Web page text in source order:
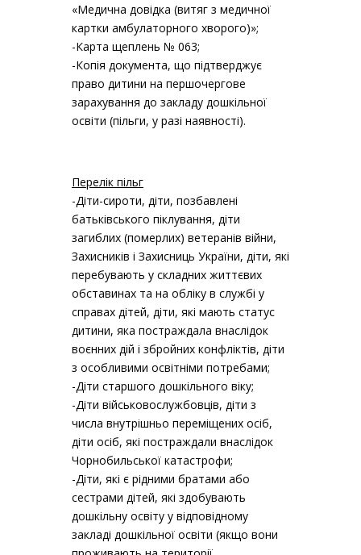
«Медична довідка (витяг з медичної
картки амбулаторного хворого)»;
-Карта щеплень № 063;
-Копія документа, що підтверджує
право дитини на першочергове
зарахування до закладу дошкільної
освіти (пільги, у разі наявності).
Перелік пільг
-Діти-сироти, діти, позбавлені
батьківського піклування, діти
загиблих (померлих) ветеранів війни,
Захисників і Захисниць України, діти, які
перебувають у складних життєвих
обставинах та на обліку в службі у
справах дітей, діти, які мають статус
дитини, яка постраждала внаслідок
воєнних дій і збройних конфліктів, діти
з особливими освітніми потребами;
-Діти старшого дошкільного віку;
-Діти військовослужбовців, діти з
числа внутрішньо переміщених осіб,
діти осіб, які постраждали внаслідок
Чорнобильської катастрофи;
-Діти, які є рідними братами або
сестрами дітей, які здобувають
дошкільну освіту у відповідному
закладі дошкільної освіти (якщо вони